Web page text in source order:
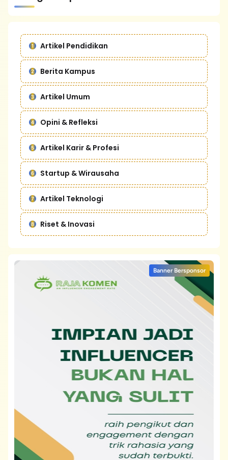
Artikel Pendidikan
Berita Kampus
Artikel Umum
Opini & Refleksi
Artikel Karir & Profesi
Startup & Wirausaha
Artikel Teknologi
Riset & Inovasi
Banner Bersponsor